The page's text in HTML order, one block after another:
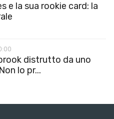
e la sua rookie card: la
distrutto da uno
lo pr...